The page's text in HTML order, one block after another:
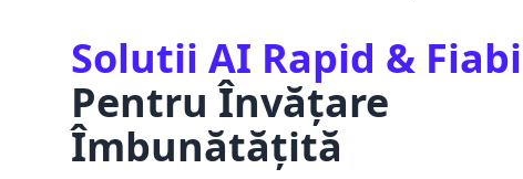
Solutii AI Rapid &
Pentru Învățare
Îmbunătățită